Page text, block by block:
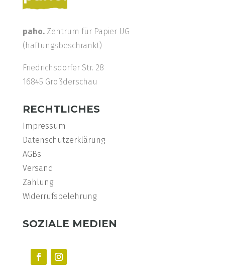
paho.Zentrum für Papier UG
(haftungsbeschränkt)
Friedrichsdorfer Str. 28
16845 Großderschau
RECHTLICHES
Impressum
Datenschutzerklärung
AGBs
Versand
Zahlung
Widerrufsbelehrung
SOZIALE MEDIEN